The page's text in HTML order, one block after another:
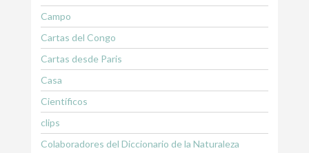
Campo
Cartas del Congo
Cartas desde Paris
Casa
Científicos
clips
Colaboradores del Diccionario de la Naturaleza